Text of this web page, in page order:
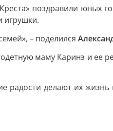
поздравили юных
игрушки.
– поделился
маму Каринэ и ее
делают их жизнь